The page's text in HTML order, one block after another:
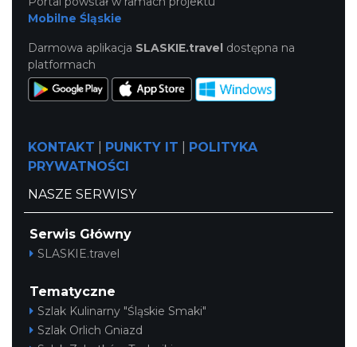
Mobilne Śląskie
Darmowa aplikacja SLASKIE.travel dostępna na
platformach
KONTAKT PUNKTY IT
POLITYKA
PRYWATNOŚCI
NASZE SERWISY
Serwis Główny
SLASKIE.travel
Tematyczne
Szlak Kulinarny "Śląskie Smaki"
Szlak Orlich Gniazd